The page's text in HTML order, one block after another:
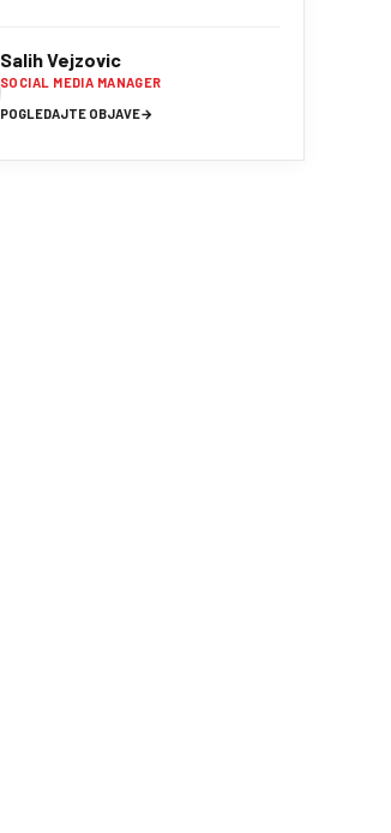
Salih Vejzovic
SOCIAL MEDIA MANAGER
POGLEDAJTE OBJAVE→